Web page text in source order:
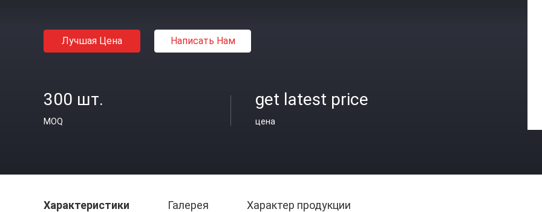
Лучшая Цена Написать Нам
300 шт.
MOQ
get latest price
цена
Характеристики Галерея Характер продукции